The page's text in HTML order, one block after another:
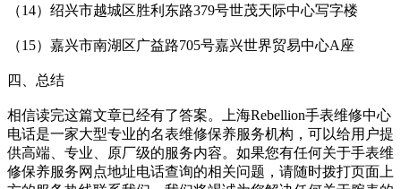
（14）绍兴市越城区胜利东路379号世茂天际中心写字楼
（15）嘉兴市南湖区广益路705号嘉兴世界贸易中心A座
四、总结
相信读完这篇文章已经有了答案。上海Rebellion手表维修中心
电话是一家大型专业的名表维修保养服务机构，可以给用户提
供高端、专业、原厂级的服务内容。如果您有任何关于手表维
修保养服务网点地址电话查询的相关问题，请随时拨打页面上